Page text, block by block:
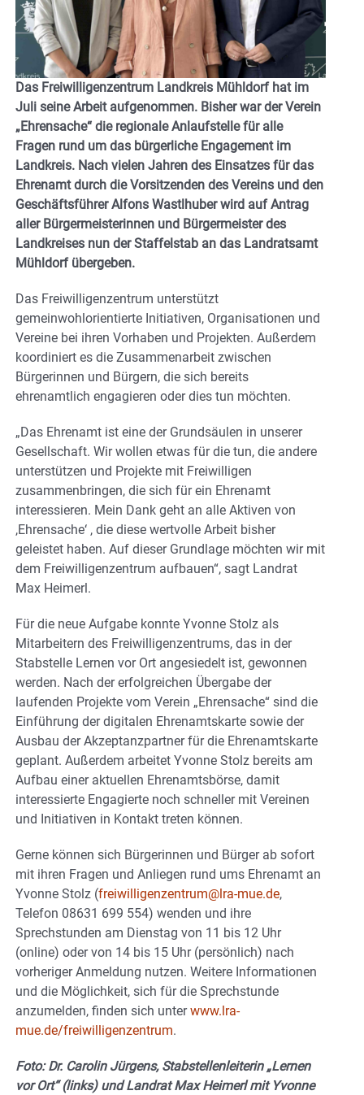
Das Freiwilligenzentrum Landkreis Mühldorf hat im
Juli seine Arbeit aufgenommen. Bisher war der Verein
„Ehrensache“ die regionale Anlaufstelle für alle
Fragen rund um das bürgerliche Engagement im
Landkreis. Nach vielen Jahren des Einsatzes für das
Ehrenamt durch die Vorsitzenden des Vereins und den
Geschäftsführer Alfons Wastlhuber wird auf Antrag
aller Bürgermeisterinnen und Bürgermeister des
Landkreises nun der Staffelstab an das Landratsamt
Mühldorf übergeben.
Das Freiwilligenzentrum unterstützt
gemeinwohlorientierte Initiativen, Organisationen und
Vereine bei ihren Vorhaben und Projekten. Außerdem
koordiniert es die Zusammenarbeit zwischen
Bürgerinnen und Bürgern, die sich bereits
ehrenamtlich engagieren oder dies tun möchten.
„Das Ehrenamt ist eine der Grundsäulen in unserer
Gesellschaft. Wir wollen etwas für die tun, die andere
unterstützen und Projekte mit Freiwilligen
zusammenbringen, die sich für ein Ehrenamt
interessieren. Mein Dank geht an alle Aktiven von
,Ehrensache‘ , die diese wertvolle Arbeit bisher
geleistet haben. Auf dieser Grundlage möchten wir mit
dem Freiwilligenzentrum aufbauen“, sagt Landrat
Max Heimerl.
Für die neue Aufgabe konnte Yvonne Stolz als
Mitarbeitern des Freiwilligenzentrums, das in der
Stabstelle Lernen vor Ort angesiedelt ist, gewonnen
werden. Nach der erfolgreichen Übergabe der
laufenden Projekte vom Verein „Ehrensache“ sind die
Einführung der digitalen Ehrenamtskarte sowie der
Ausbau der Akzeptanzpartner für die Ehrenamtskarte
geplant. Außerdem arbeitet Yvonne Stolz bereits am
Aufbau einer aktuellen Ehrenamtsbörse, damit
interessierte Engagierte noch schneller mit Vereinen
und Initiativen in Kontakt treten können.
Gerne können sich Bürgerinnen und Bürger ab sofort
mit ihren Fragen und Anliegen rund ums Ehrenamt an
Yvonne Stolz (freiwilligenzentrum@lra-mue.de,
Telefon 08631 699 554) wenden und ihre
Sprechstunden am Dienstag von 11 bis 12 Uhr
(online) oder von 14 bis 15 Uhr (persönlich) nach
vorheriger Anmeldung nutzen. Weitere Informationen
und die Möglichkeit, sich für die Sprechstunde
anzumelden, finden sich unterwww.lra-
mue.de/freiwilligenzentrum.
Foto: Dr. Carolin Jürgens, Stabstellenleiterin „Lernen
vor Ort“ (links) und Landrat Max Heimerl mit Yvonne